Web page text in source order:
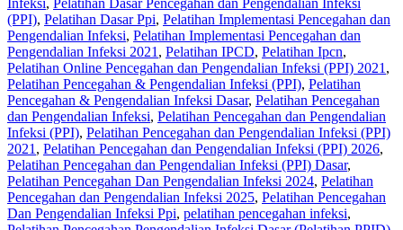
(PPI), Pelatihan Dasar Ppi, Pelatihan Implementasi Pencegahan dan
Pengendalian Infeksi, Pelatihan Implementasi Pencegahan dan
Pengendalian Infeksi 2021 , Pelatihan IPCD, Pelatihan Ipcn,
Pelatihan Online Pencegahan dan Pengendalian Infeksi (PPI) 2021 ,
Pelatihan Pencegahan & Pengendalian Infeksi (PPI), Pelatihan
Pencegahan & Pengendalian Infeksi Dasar, Pelatihan Pencegahan
dan Pengendalian Infeksi, Pelatihan Pencegahan dan Pengendalian
Infeksi (PPI), Pelatihan Pencegahan dan Pengendalian Infeksi (PPI)
2021 , Pelatihan Pencegahan dan Pengendalian Infeksi (PPI) 2026,
Pelatihan Pencegahan dan Pengendalian Infeksi (PPI) Dasar,
Pelatihan Pencegahan Dan Pengendalian Infeksi 2024, Pelatihan
Pencegahan dan Pengendalian Infeksi 2025, Pelatihan Pencegahan
Dan Pengendalian Infeksi Ppi, pelatihan pencegahan infeksi,